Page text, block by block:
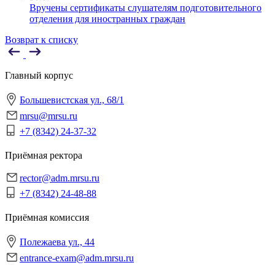
Вручены сертификаты слушателям подготовительного
отделения для иностранных граждан
Возврат к списку
Главный корпус
Большевистская ул., 68/1
mrsu@mrsu.ru
+7 (8342) 24-37-32
Приёмная ректора
rector@adm.mrsu.ru
+7 (8342) 24-48-88
Приёмная комиссия
Полежаева ул., 44
entrance-exam@adm.mrsu.ru